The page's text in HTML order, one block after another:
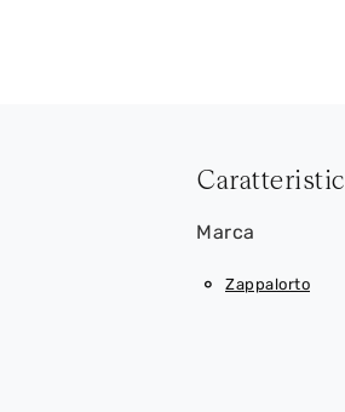
Marca
Zappalorto